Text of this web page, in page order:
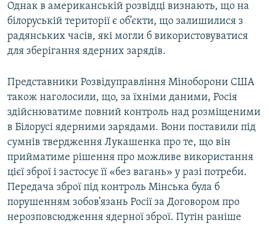
Однак в американській розвідці визнають, що на
білоруській території є об’єкти, що залишилися з
радянських часів, які могли б використовуватися
для зберігання ядерних зарядів.
Представники Розвідуправління Міноборони США
також наголосили, що, за їхніми даними, Росія
здійснюватиме повний контроль над розміщеними
в Білорусі ядерними зарядами. Вони поставили під
сумнів твердження Лукашенка про те, що він
прийматиме рішення про можливе використання
цієї зброї і застосує її «без вагань» у разі потреби.
Передача зброї під контроль Мінська була б
порушенням зобов’язань Росії за Договором про
нерозповсюдження ядерної зброї. Путін раніше